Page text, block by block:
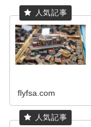
flyfsa.com